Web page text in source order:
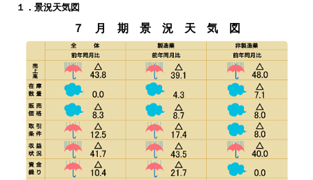
１．景況天気図
７ 月 期 景 況 天 気 図